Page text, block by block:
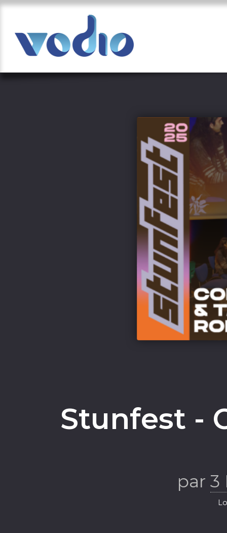
Stunfest -
par 3